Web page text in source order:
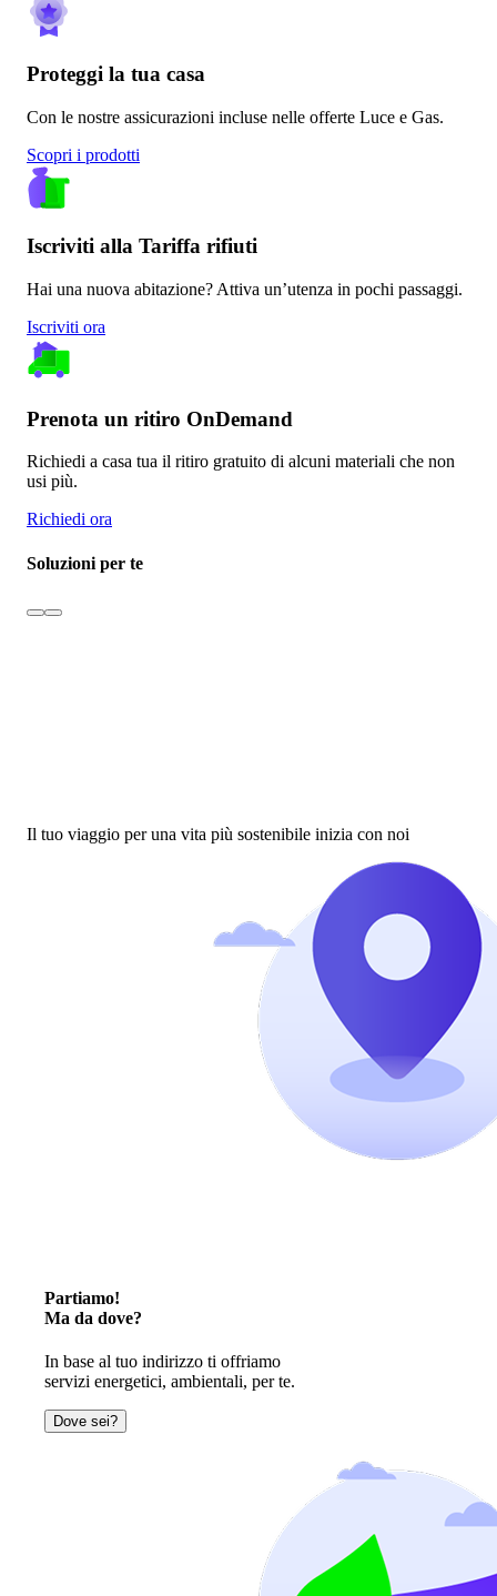
Proteggi la tua casa
Con le nostre assicurazioni incluse nelle offerte Luce e Gas.
Scopri i prodotti
Iscriviti alla Tariffa rifiuti
Hai una nuova abitazione? Attiva un’utenza in pochi passaggi.
Iscriviti ora
Prenota un ritiro OnDemand
Richiedi a casa tua il ritiro gratuito di alcuni materiali che non
usi più.
Richiedi ora
Soluzioni per te
Il tuo viaggio per una vita più sostenibile inizia con noi
Partiamo!
Ma da dove?
In base al tuo indirizzo ti offriamo
servizi energetici, ambientali, per te.
Dove sei?